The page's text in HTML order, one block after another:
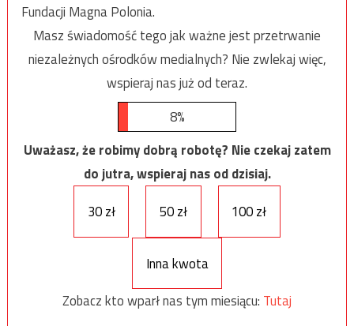
Fundacji Magna Polonia.
Masz świadomość tego jak ważne jest przetrwanie
niezależnych ośrodków medialnych? Nie zwlekaj więc,
wspieraj nas już od teraz.
8%
Uważasz, że robimy dobrą robotę? Nie czekaj zatem
do jutra, wspieraj nas od dzisiaj.
30 zł
50 zł 100 zł
Inna kwota
Zobacz kto wparł nas tym miesiącu: Tutaj